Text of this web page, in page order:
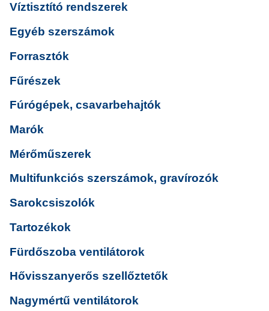
Víztisztító rendszerek
Egyéb szerszámok
Forrasztók
Fűrészek
Fúrógépek, csavarbehajtók
Marók
Mérőműszerek
Multifunkciós szerszámok, gravírozók
Sarokcsiszolók
Tartozékok
Fürdőszoba ventilátorok
Hővisszanyerős szellőztetők
Nagymértű ventilátorok